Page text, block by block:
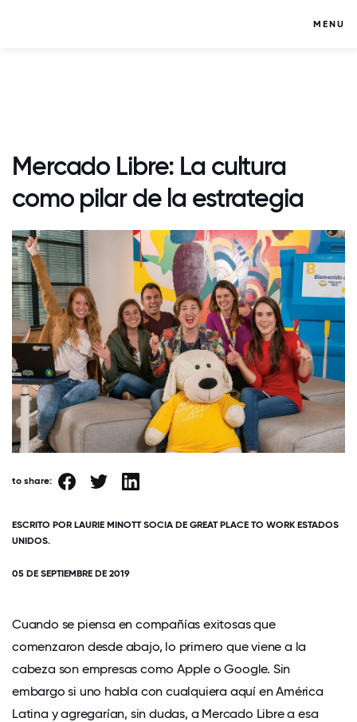
MENU
Mercado Libre: La cultura
como pilar de la estrategia
to share:
ESCRITO POR LAURIE MINOTT SOCIA DE GREAT PLACE TO WORK ESTADOS
UNIDOS.
05 DE SEPTIEMBRE DE 2019
Cuando se piensa en compañías exitosas que
comenzaron desde abajo, lo primero que viene a la
cabeza son empresas como Apple o Google. Sin
embargo si uno habla con cualquiera aquí en América
Latina y agregarían, sin dudas, a Mercado Libre a esa